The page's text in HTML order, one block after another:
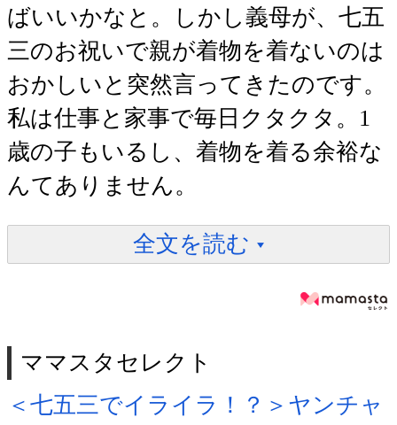
ばいいかなと。しかし義母が、七五
三のお祝いで親が着物を着ないのは
おかしいと突然言ってきたのです。
私は仕事と家事で毎日クタクタ。1
歳の子もいるし、着物を着る余裕な
んてありません。
全文を読む
ママスタセレクト
＜七五三でイライラ！？＞ヤンチャ